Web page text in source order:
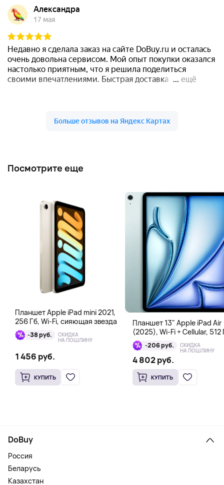
Посмотрите еще
Планшет Apple iPad mini 2021,
256 Гб, Wi-Fi, сияющая звезда
-38 руб. СКИДКА
НА ПОШЛИНУ
1 456 руб.
КУПИТЬ
Планшет 13" Apple iPad Air
(2025), Wi-Fi + Cellular, 512
голубой-206 руб. СКИДКА
НА ПОШЛИНУ
4 802 руб.
КУПИТЬ
DoBuy
Россия
Беларусь
Казахстан